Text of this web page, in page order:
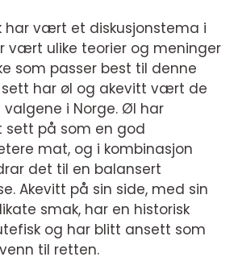
har vært et diskusjonstema i
vært ulike teorier og meninger
som passer best til denne
sett har øl og akevitt vært de
i Norge. Øl har
sett på som en god
mat, og i kombinasjon
det til en balansert
Akevitt på sin side, med sin
smak, har en historisk
og har blitt ansett som
til retten.